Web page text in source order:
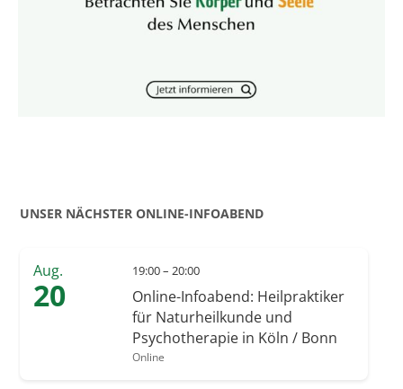
UNSER NÄCHSTER ONLINE-INFOABEND
Aug.
20
19:00 – 20:00
Online-Infoabend: Heilpraktiker
für Naturheilkunde und
Psychotherapie in Köln / Bonn
Online